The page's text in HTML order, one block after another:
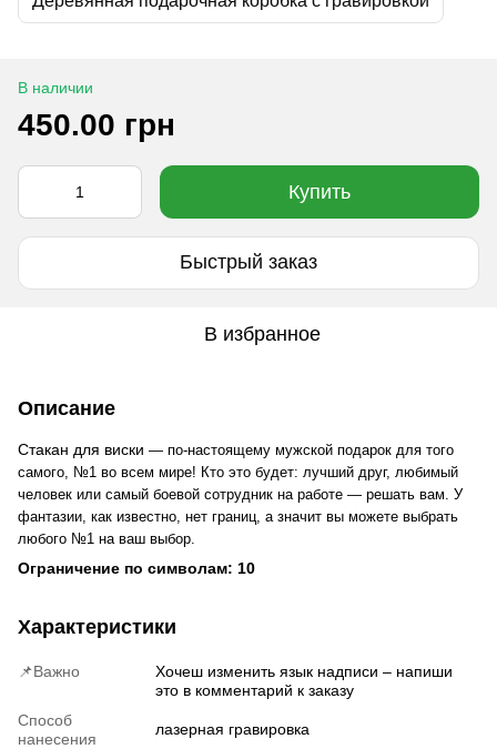
В наличии
450.00 грн
Купить
Быстрый заказ
В избранное
Описание
Стакан для виски — по-настоящему мужской подарок для того
самого, №1 во всем мире! Кто это будет: лучший друг, любимый
человек или самый боевой сотрудник на работе — решать вам. У
фантазии, как известно, нет границ, а значит вы можете выбрать
любого №1 на ваш выбор.
Ограничение по символам: 10
Характеристики
📌Важно
Хочеш изменить язык надписи – напиши
это в комментарий к заказу
Способ
нанесения
лазерная гравировка